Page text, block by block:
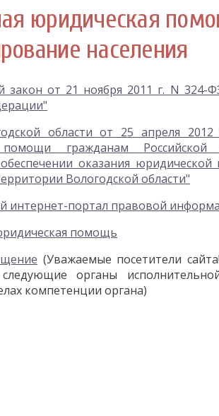
юридическая
населения
закон от 21 ноября 2011 г. N
области от 25 апреля
гражданам Российской
оказания
Вологодской области"
интернет-портал правовой
помощь
(Уважаемые посетители
органы
компетенции органа)